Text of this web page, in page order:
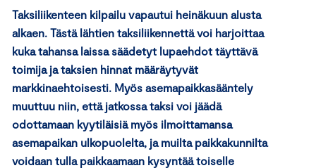
Taksiliikenteen kilpailu vapautui heinäkuun alusta
alkaen. Tästä lähtien taksiliikennettä voi harjoittaa
kuka tahansa laissa säädetyt lupaehdot täyttävä
toimija ja taksien hinnat määräytyvät
markkinaehtoisesti. Myös asemapaikkasääntely
muuttuu niin, että jatkossa taksi voi jäädä
odottamaan kyytiläisiä myös ilmoittamansa
asemapaikan ulkopuolelta, ja muilta paikkakunnilta
voidaan tulla paikkaamaan kysyntää toiselle